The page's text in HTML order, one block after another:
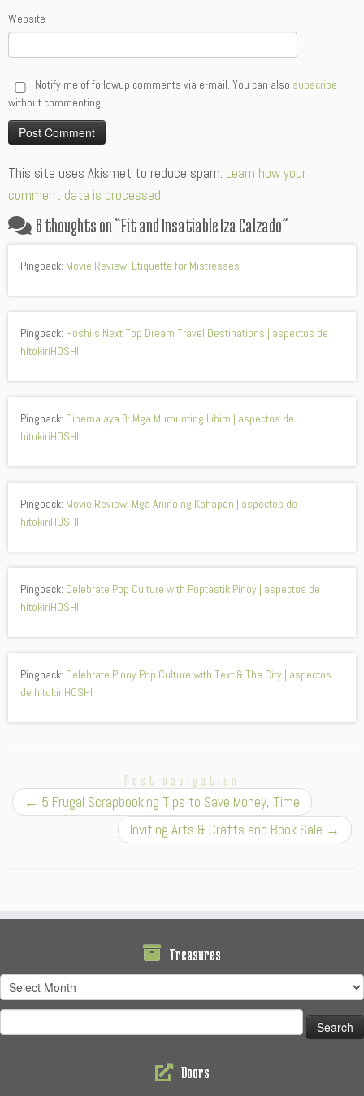
Website
Notify me of followup comments via e-mail. You can also subscribe
without commenting.
This site uses Akismet to reduce spam. Learn how your
comment data is processed.
6 thoughts on “Fit and Insatiable Iza Calzado”
Pingback: Movie Review: Etiquette for Mistresses
Pingback: Hoshi’s Next Top Dream Travel Destinations | aspectos de
hitokiriHOSHI
Pingback: Cinemalaya 8: Mga Mumunting Lihim | aspectos de
hitokiriHOSHI
Pingback: Movie Review: Mga Anino ng Kahapon | aspectos de
hitokiriHOSHI
Pingback: Celebrate Pop Culture with Poptastik Pinoy | aspectos de
hitokiriHOSHI
Pingback: Celebrate Pinoy Pop Culture with Text & The City | aspectos
de hitokiriHOSHI
Post navigation
← 5 Frugal Scrapbooking Tips to Save Money, Time
Inviting Arts & Crafts and Book Sale →
Treasures
Treasures
for:
Doors